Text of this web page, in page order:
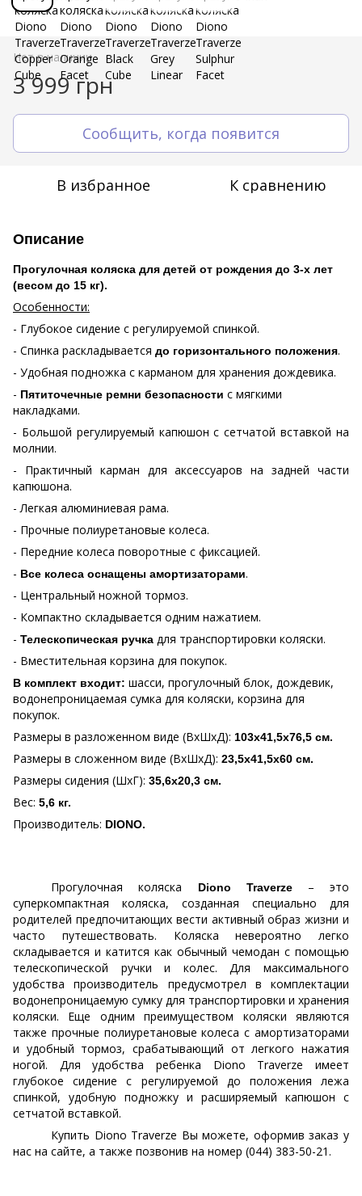
Нет в наличии
3 999 грн
Сообщить, когда появится
В избранное К сравнению
Описание
Прогулочная коляска для детей от рождения до 3-х лет
(весом до 15 кг).
Особенности:
- Глубокое сидение с регулируемой спинкой.
- Спинка раскладывается до горизонтального положения.
- Удобная подножка с карманом для хранения дождевика.
- Пятиточечные ремни безопасности с мягкими
накладками.
- Большой регулируемый капюшон с сетчатой вставкой на
молнии.
- Практичный карман для аксессуаров на задней части
капюшона.
- Легкая алюминиевая рама.
- Прочные полиуретановые колеса.
- Передние колеса поворотные с фиксацией.
- Все колеса оснащены амортизаторами.
- Центральный ножной тормоз.
- Компактно складывается одним нажатием.
- Телескопическая ручка для транспортировки коляски.
- Вместительная корзина для покупок.
В комплект входит: шасси, прогулочный блок, дождевик,
водонепроницаемая сумка для коляски, корзина для
покупок.
Размеры в разложенном виде (ВхШхД): 103х41,5х76,5 см.
Размеры в сложенном виде (ВхШхД): 23,5х41,5х60 см.
Размеры сидения (ШхГ): 35,6х20,3 см.
Вес: 5,6 кг.
Производитель: DIONO.
Прогулочная коляска Diono Traverze– это
суперкомпактная коляска, созданная специально для
родителей предпочитающих вести активный образ жизни и
часто путешествовать. Коляска невероятно легко
складывается и катится как обычный чемодан с помощью
телескопической ручки и колес. Для максимального
удобства производитель предусмотрел в комплектации
водонепроницаемую сумку для транспортировки и хранения
коляски. Еще одним преимуществом коляски являются
также прочные полиуретановые колеса с амортизаторами
и удобный тормоз, срабатывающий от легкого нажатия
ногой. Для удобства ребенка Diono Traverze имеет
глубокое сидение с регулируемой до положения лежа
спинкой, удобную подножку и расширяемый капюшон с
сетчатой вставкой.
Купить Diono Traverze Вы можете, оформив заказ у
нас на сайте, а также позвонив на номер (044) 383-50-21.